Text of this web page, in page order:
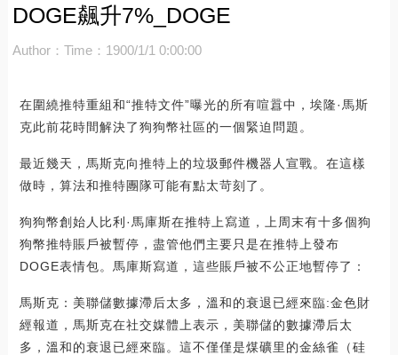
DOGE飆升7%_DOGE
Author： Time：1900/1/1 0:00:00
在圍繞推特重組和“推特文件”曝光的所有喧囂中，埃隆·馬斯
克此前花時間解決了狗狗幣社區的一個緊迫問題。
最近幾天，馬斯克向推特上的垃圾郵件機器人宣戰。在這樣
做時，算法和推特團隊可能有點太苛刻了。
狗狗幣創始人比利·馬庫斯在推特上寫道，上周末有十多個狗
狗幣推特賬戶被暫停，盡管他們主要只是在推特上發布
DOGE表情包。馬庫斯寫道，這些賬戶被不公正地暫停了：
馬斯克：美聯儲數據滯后太多，溫和的衰退已經來臨:金色財
經報道，馬斯克在社交媒體上表示，美聯儲的數據滯后太
多，溫和的衰退已經來臨。這不僅僅是煤礦里的金絲雀（硅